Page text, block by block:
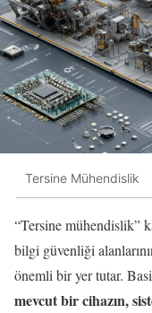
Tersine Mühendislik
“Tersine mühendislik”
bilgi güvenliği
önemli bir yer tutar.
mevcut bir cihazın,